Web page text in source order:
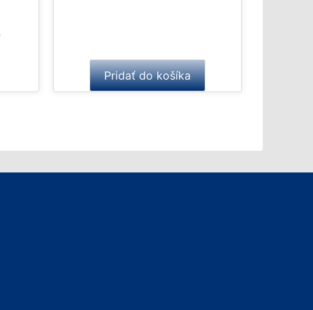
Pridať do košíka